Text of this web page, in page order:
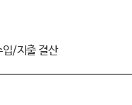
/지출 결산